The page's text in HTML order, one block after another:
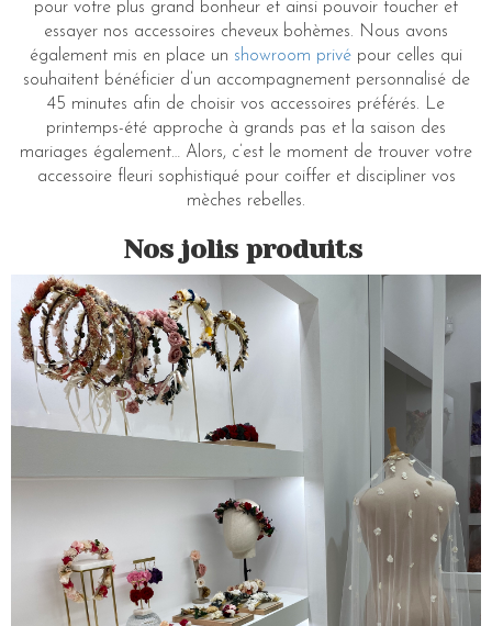
pour votre plus grand bonheur et ainsi pouvoir toucher et
essayer nos accessoires cheveux bohèmes. Nous avons
également mis en place un showroom privé pour celles qui
souhaitent bénéficier d’un accompagnement personnalisé de
45 minutes afin de choisir vos accessoires préférés. Le
printemps-été approche à grands pas et la saison des
mariages également… Alors, c’est le moment de trouver votre
accessoire fleuri sophistiqué pour coiffer et discipliner vos
mèches rebelles.
Nos jolis produits